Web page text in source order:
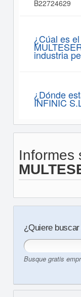
B22724629
¿Cúal es
industria
¿Dónde
INFINIC
Informes
¿Quiere
Busque gratis